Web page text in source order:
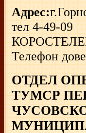
Адрес:
тел 4-49-09
Телефон
ОТДЕЛ
ТУМСР